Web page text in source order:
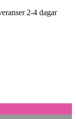
2-4 dagar